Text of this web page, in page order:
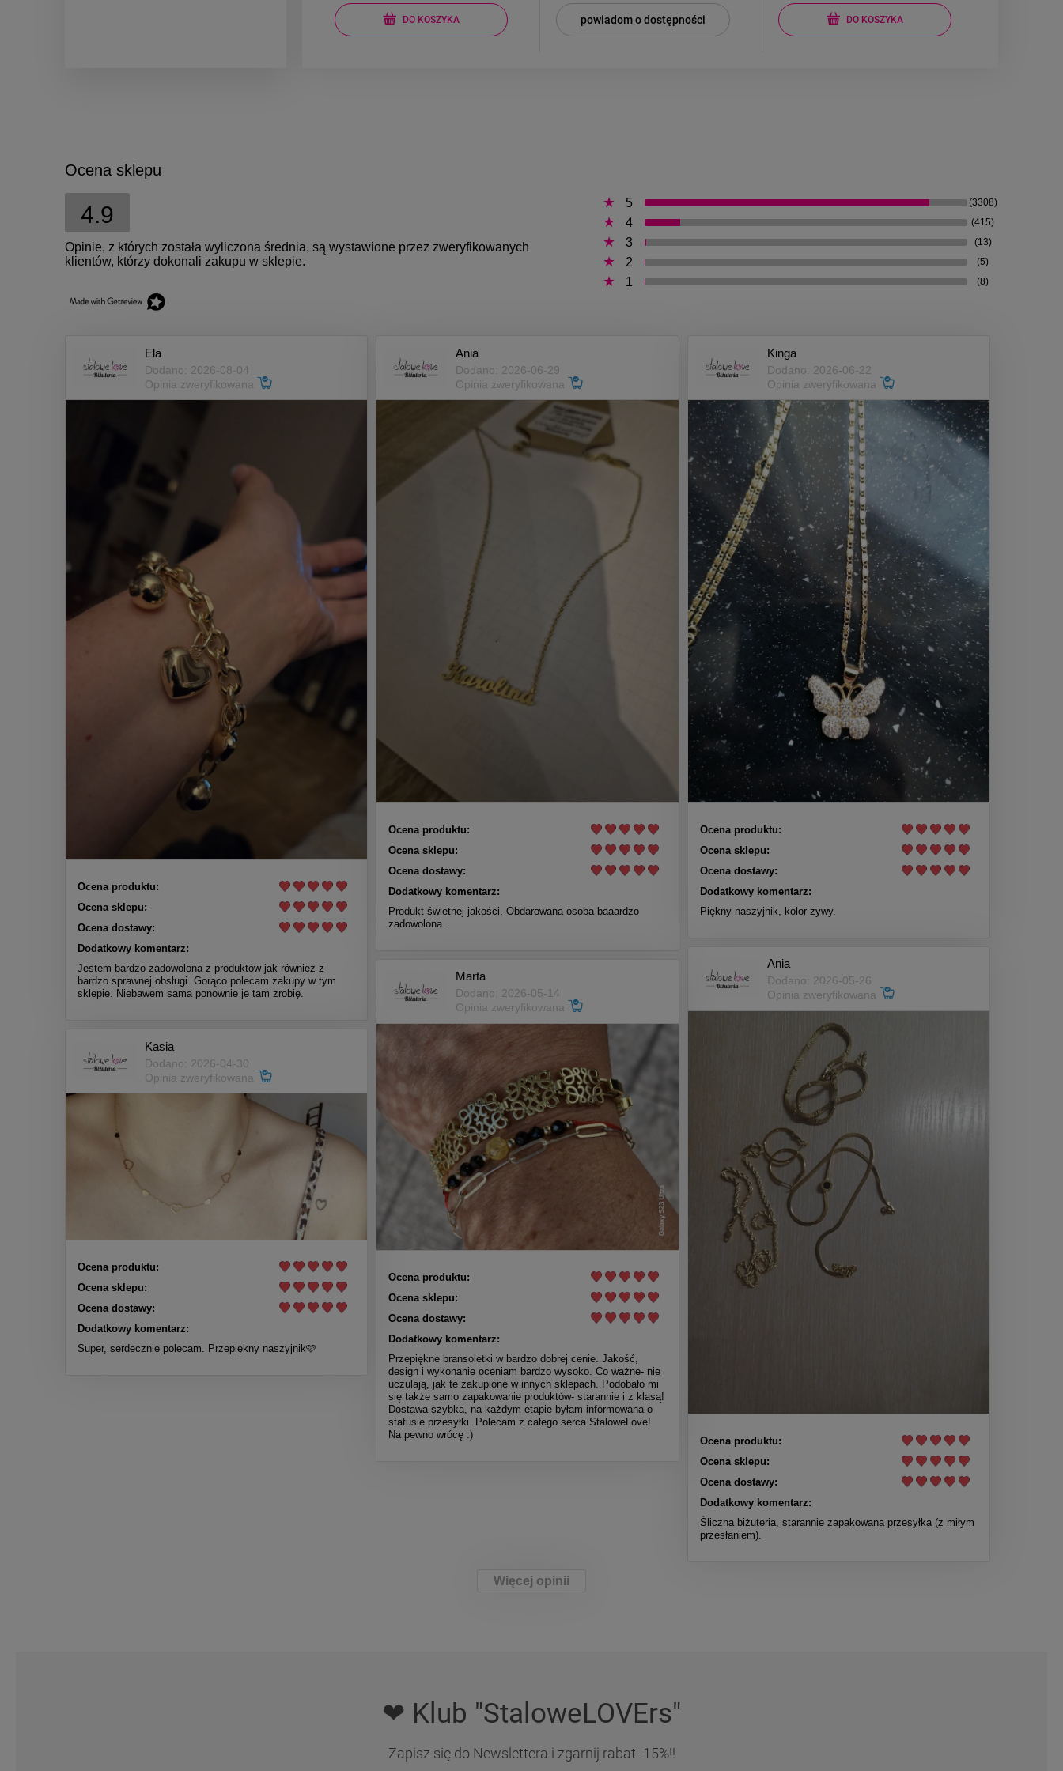
DO KOSZYKA powiadom o dostępności DO KOSZYKA
Ocena sklepu
4.9
Opinie, z których została wyliczona średnia, są wystawione przez zweryfikowanych
klientów, którzy dokonali zakupu w sklepie.
5 (3308)
4 (415)
3 (13)
2 (5)
1 (8)
Ela
Dodano: 2026-08-04
Opinia zweryfikowana
Ocena produktu:
Ocena sklepu:
Ocena dostawy:
Dodatkowy komentarz:
Jestem bardzo zadowolona z produktów jak również z
bardzo sprawnej obsługi. Gorąco polecam zakupy w tym
sklepie. Niebawem sama ponownie je tam zrobię.
Ania
Dodano: 2026-06-29
Opinia zweryfikowana
Ocena produktu:
Ocena sklepu:
Ocena dostawy:
Dodatkowy komentarz:
Produkt świetnej jakości. Obdarowana osoba baaardzo
zadowolona.
Kinga
Dodano: 2026-06-22
Opinia zweryfikowana
Ocena produktu:
Ocena sklepu:
Ocena dostawy:
Dodatkowy komentarz:
Piękny naszyjnik, kolor żywy.
Ania
Dodano: 2026-05-26
Opinia zweryfikowana
Ocena produktu:
Ocena sklepu:
Ocena dostawy:
Dodatkowy komentarz:
Śliczna biżuteria, starannie zapakowana przesyłka (z miłym
przesłaniem).
Marta
Dodano: 2026-05-14
Opinia zweryfikowana
Ocena produktu:
Ocena sklepu:
Ocena dostawy:
Dodatkowy komentarz:
Przepiękne bransoletki w bardzo dobrej cenie. Jakość,
design i wykonanie oceniam bardzo wysoko. Co ważne- nie
uczulają, jak te zakupione w innych sklepach. Podobało mi
się także samo zapakowanie produktów- starannie i z klasą!
Dostawa szybka, na każdym etapie byłam informowana o
statusie przesyłki. Polecam z całego serca StaloweLove!
Na pewno wrócę :)
Kasia
Dodano: 2026-04-30
Opinia zweryfikowana
Ocena produktu:
Ocena sklepu:
Ocena dostawy:
Dodatkowy komentarz:
Super, serdecznie polecam. Przepiękny naszyjnik🩷
Więcej opinii
❤ Klub "StaloweLOVErs"
Zapisz się do Newslettera i zgarnij rabat -15%!!